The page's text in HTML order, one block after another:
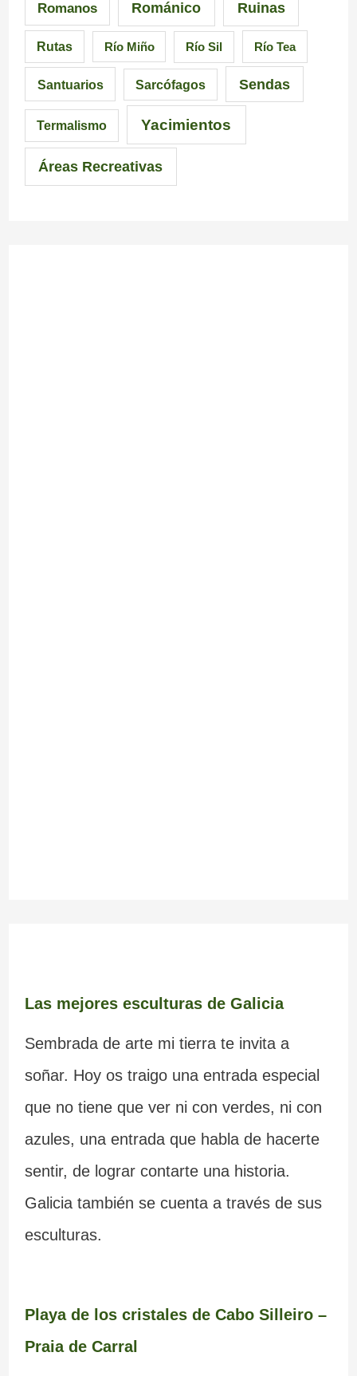
Romanos Románico Ruinas
Rutas Río Miño Río Sil Río Tea
Santuarios Sarcófagos Sendas
Termalismo Yacimientos
Áreas Recreativas
Las mejores esculturas de Galicia
Sembrada de arte mi tierra te invita a
soñar. Hoy os traigo una entrada especial
que no tiene que ver ni con verdes, ni con
azules, una entrada que habla de hacerte
sentir, de lograr contarte una historia.
Galicia también se cuenta a través de sus
esculturas.
Playa de los cristales de Cabo Silleiro –
Praia de Carral